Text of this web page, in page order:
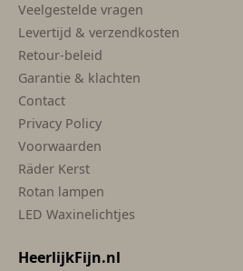
Veelgestelde vragen
Levertijd & verzendkosten
Retour-beleid
Garantie & klachten
Contact
Privacy Policy
Voorwaarden
Räder Kerst
Rotan lampen
LED Waxinelichtjes
HeerlijkFijn.nl